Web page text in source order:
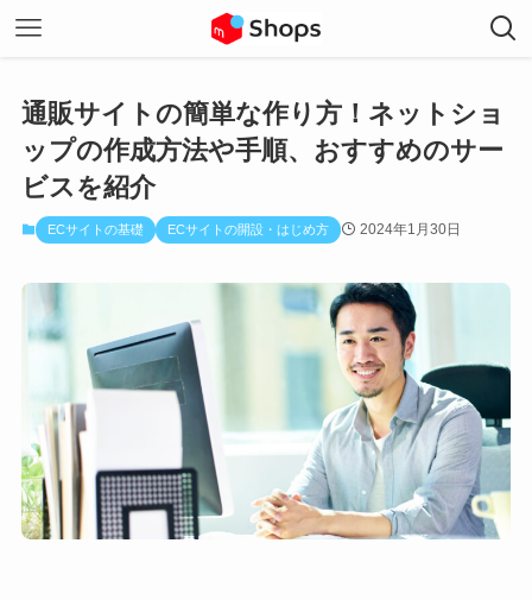
通販サイトの簡単な作り方！ネットショ
ップの作成方法や手順、おすすめのサー
ビスを紹介
ECサイトの基礎 ECサイトの開設・はじめ方 2024年1月30日